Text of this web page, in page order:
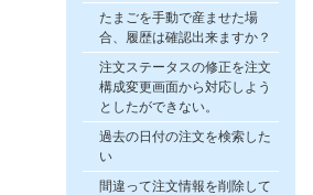
たまごを手動で産ませた場
合、履歴は確認出来ますか？
注文ステータスの修正を注文
構成変更画面から対応しよう
としたができない。
過去の日付の注文を検索した
い
間違って注文情報を削除して